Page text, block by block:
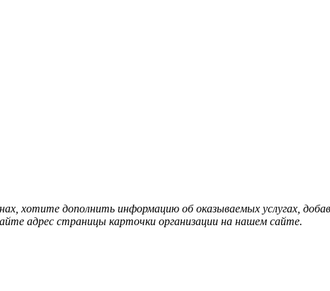
хотите дополнить информацию об оказываемых услугах,
адрес страницы карточки организации на нашем сайте.